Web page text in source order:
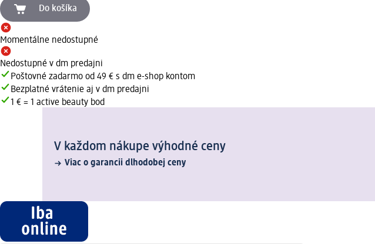
Do košíka
Momentálne nedostupné
Nedostupné v dm predajni
Poštovné zadarmo od 49 € s dm e-shop kontom
Bezplatné vrátenie aj v dm predajni
1 € = 1 active beauty bod
V každom nákupe výhodné ceny
Viac o garancii dlhodobej ceny